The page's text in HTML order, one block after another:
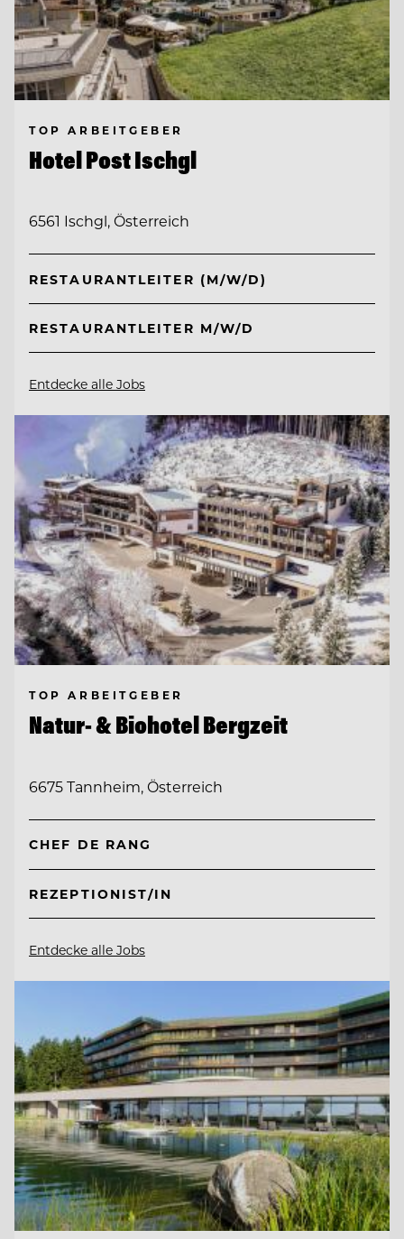
TOP ARBEITGEBER
Hotel Post Ischgl
6561 Ischgl, Österreich
RESTAURANTLEITER (M/W/D)
RESTAURANTLEITER M/W/D
Entdecke alle Jobs
TOP ARBEITGEBER
Natur- & Biohotel Bergzeit
6675 Tannheim, Österreich
CHEF DE RANG
REZEPTIONIST/IN
Entdecke alle Jobs